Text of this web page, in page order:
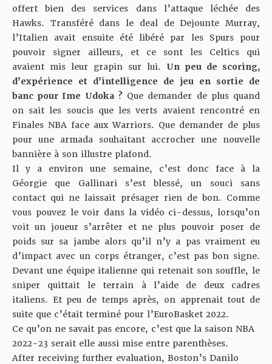
offert bien des services dans l’attaque léchée des
Hawks. Transféré dans le deal de Dejounte Murray,
l’Italien avait ensuite été libéré par les Spurs pour
pouvoir signer ailleurs, et ce sont les Celtics qui
avaient mis leur grapin sur lui. Un peu de scoring,
d’expérience et d’intelligence de jeu en sortie de
banc pour Ime Udoka ?Que demander de plus quand
on sait les soucis que les verts avaient rencontré en
Finales NBA face aux Warriors. Que demander de plus
pour une armada souhaitant accrocher une nouvelle
bannière à son illustre plafond.
Il y a environ une semaine, c’est donc face à la
Géorgie que Gallinari s’est blessé, un souci sans
contact qui ne laissait présager rien de bon. Comme
vous pouvez le voir dans la vidéo ci-dessus, lorsqu’on
voit un joueur s’arrêter et ne plus pouvoir poser de
poids sur sa jambe alors qu’il n’y a pas vraiment eu
d’impact avec un corps étranger, c’est pas bon signe.
Devant une équipe italienne qui retenait son souffle, le
sniper quittait le terrain à l’aide de deux cadres
italiens. Et peu de temps après, on apprenait tout de
suite que c’était terminé pour l’EuroBasket 2022.
Ce qu’on ne savait pas encore, c’est que la saison NBA
2022-23 serait elle aussi mise entre parenthèses.
After receiving further evaluation, Boston’s Danilo